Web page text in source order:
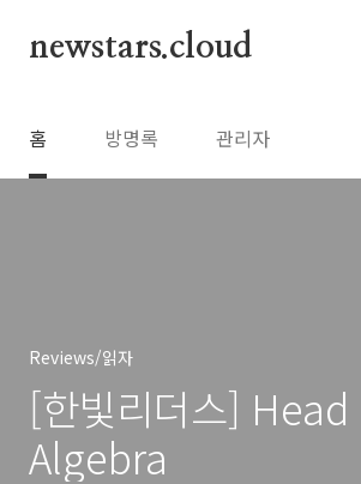
newstars.cloud
홈 방명록 관리자
Reviews/읽자
[한빛리더스]
Algebra